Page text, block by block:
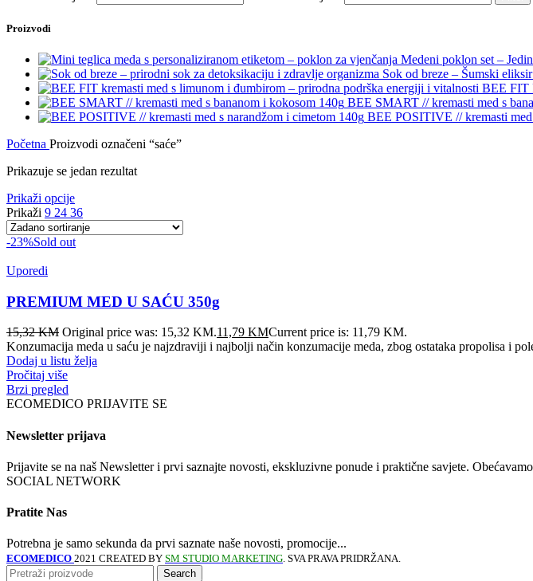
Proizvodi
Medeni poklon set –
Sok od breze – Šumski
BEE FIT
BEE SMART // kremasti med s
BEE POSITIVE // kremasti
Početna Proizvodi označeni “saće”
Prikazuje se jedan rezultat
Prikaži opcije
Prikaži 9 24 36
-23%Sold out
Uporedi
PREMIUM MED U SAĆU 350g
15,32KM Original price was: 15,32 KM.11,79 KMCurrent price is: 11,79 KM.
Konzumacija meda u saću je najzdraviji i najbolji način konzumacije meda, zbog ostataka propolisa i
Dodaj u listu želja
Pročitaj više
Brzi pregled
ECOMEDICO PRIJAVITE SE
Newsletter prijava
Prijavite se na naš Newsletter i prvi saznajte novosti, ekskluzivne ponude i praktične savjete.
SOCIAL NETWORK
Pratite Nas
Potrebna je samo sekunda da prvi saznate naše novosti, promocije...
ECOMEDICO 2021 CREATED BY SM STUDIO MARKETING. SVA PRAVA PRIDRŽANA.
Search